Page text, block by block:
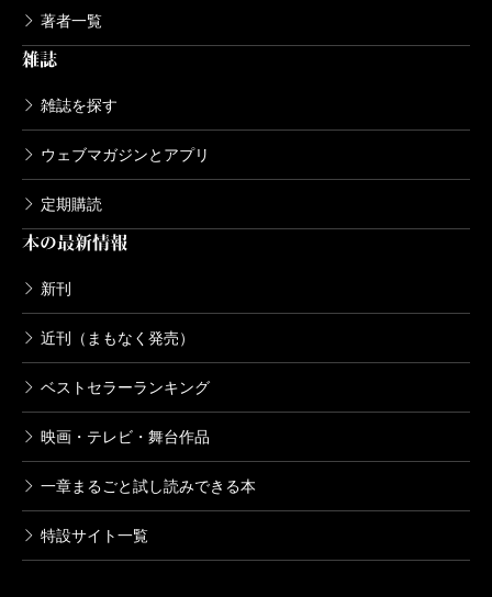
著者一覧
雑誌
雑誌を探す
ウェブマガジンとアプリ
定期購読
本の最新情報
新刊
近刊（まもなく発売）
ベストセラーランキング
映画・テレビ・舞台作品
一章まるごと試し読みできる本
特設サイト一覧